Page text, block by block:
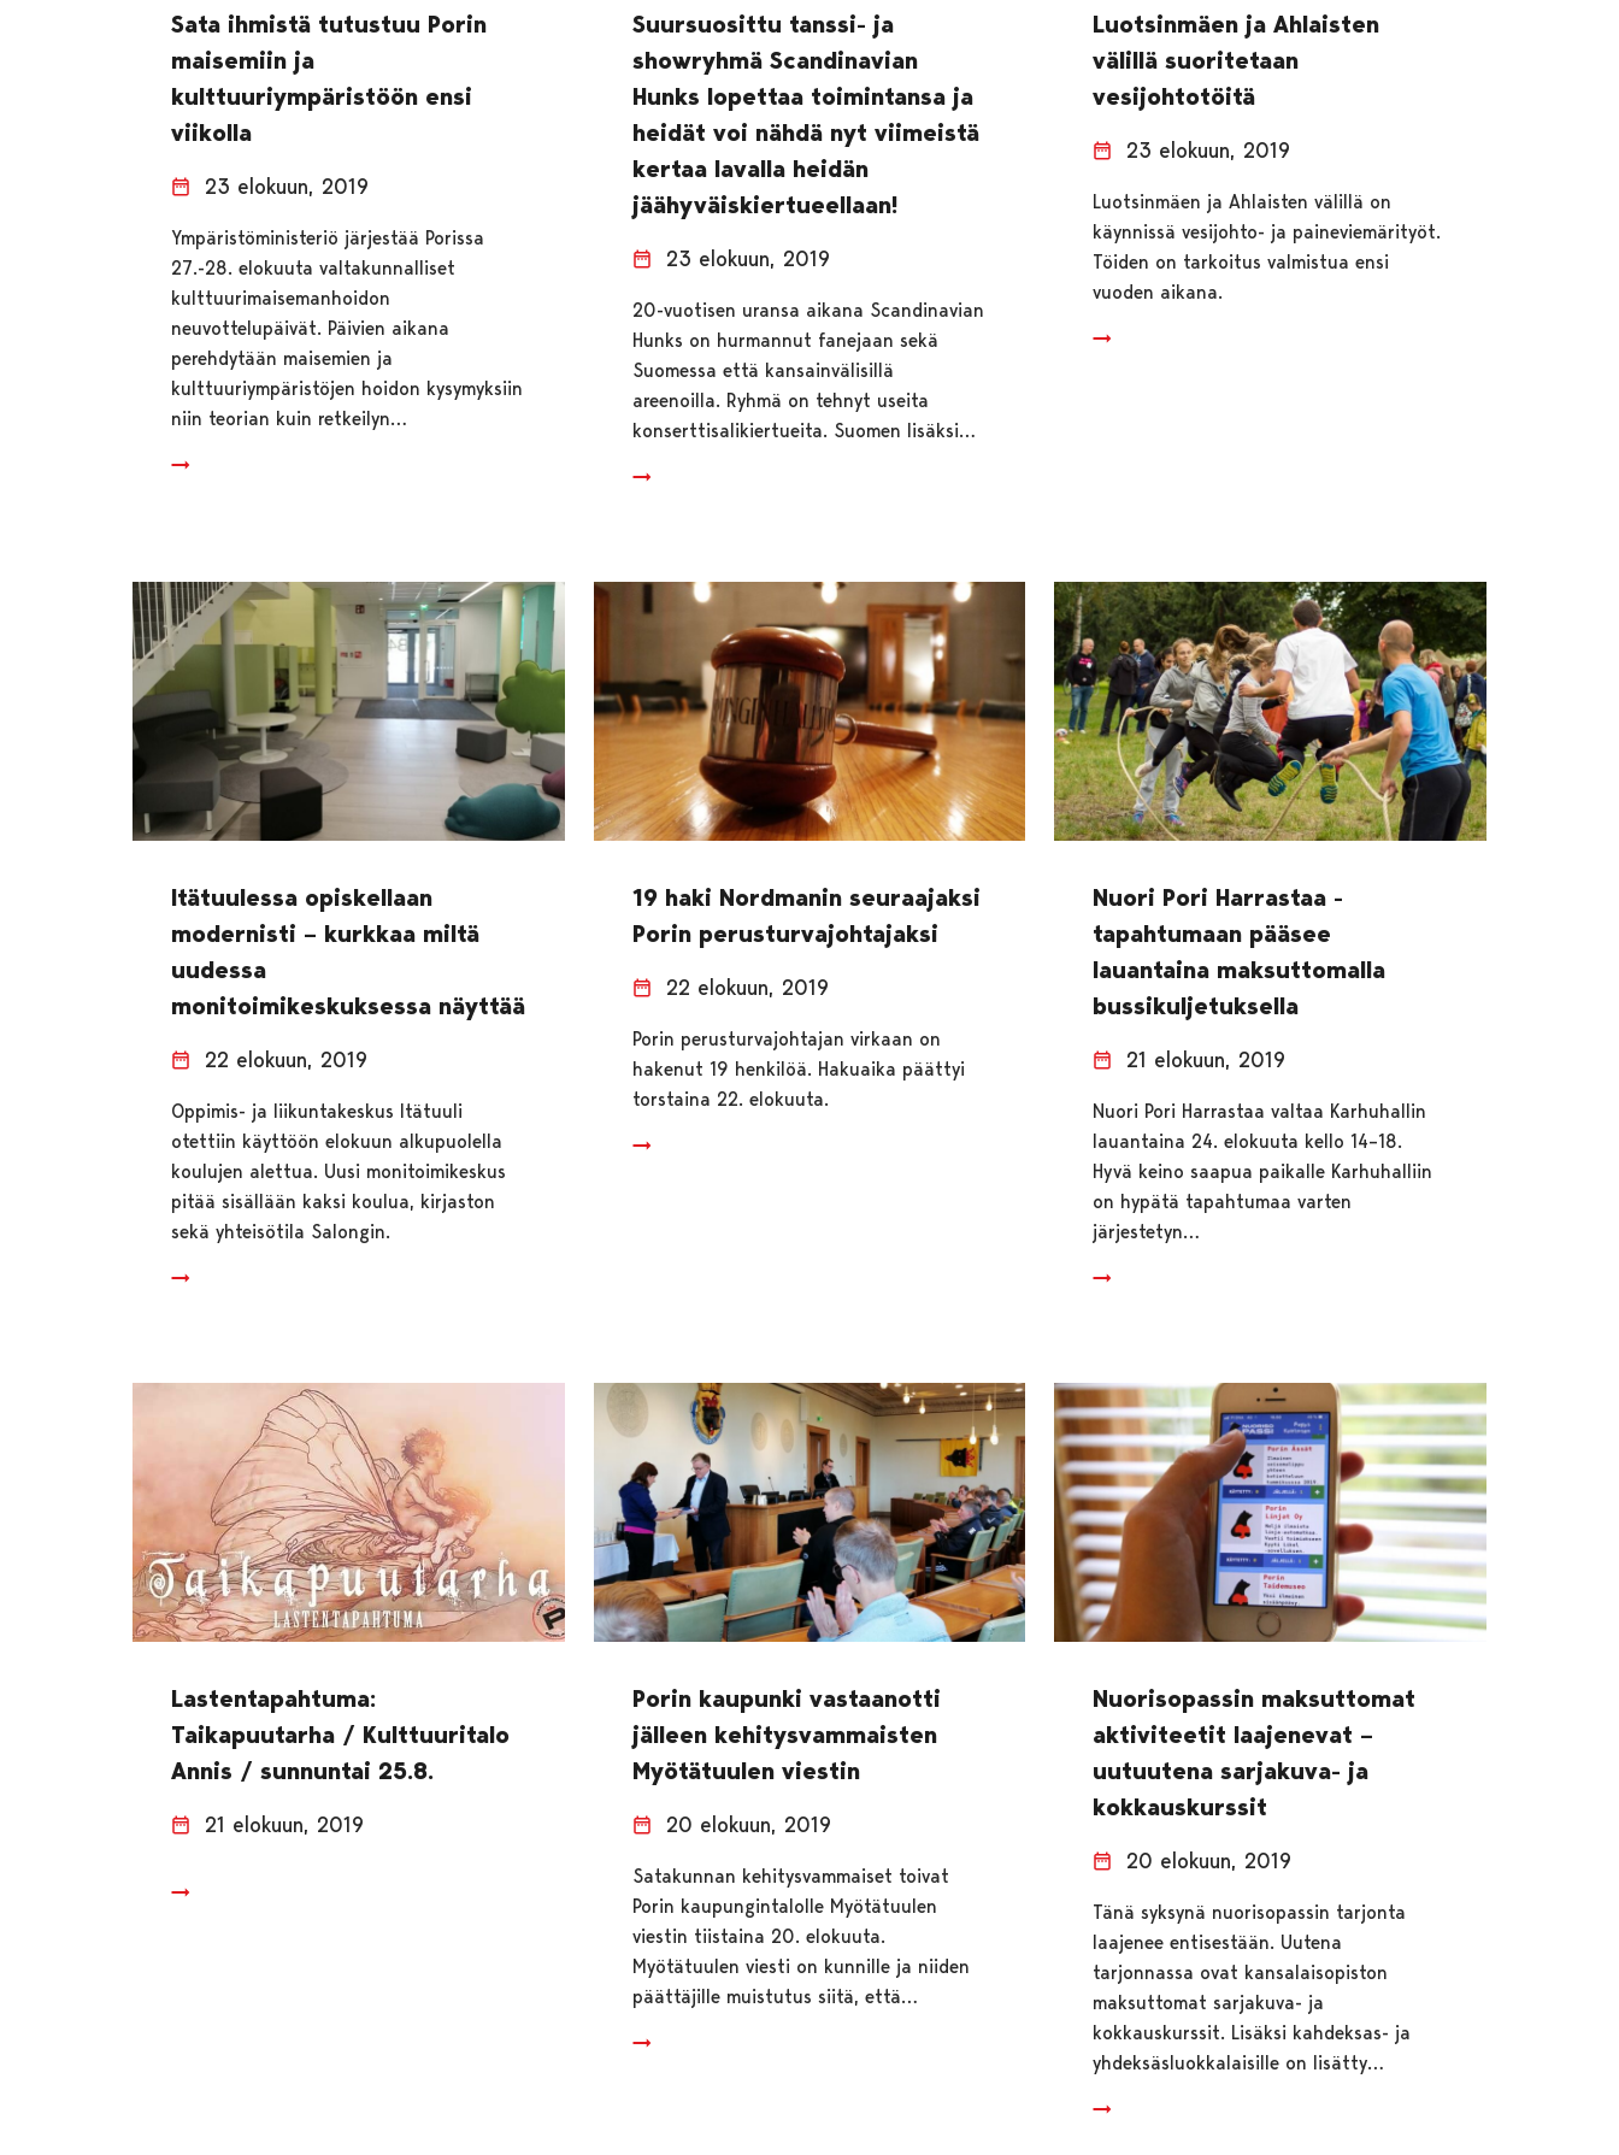
Sata ihmistä tutustuu Porin
maisemiin ja
kulttuuriympäristöön ensi
viikolla
23 elokuun, 2019
Ympäristöministeriö järjestää Porissa
27.-28. elokuuta valtakunnalliset
kulttuurimaisemanhoidon
neuvottelupäivät. Päivien aikana
perehdytään maisemien ja
kulttuuriympäristöjen hoidon kysymyksiin
niin teorian kuin retkeilyn…
Suursuosittu tanssi- ja
showryhmä Scandinavian
Hunks lopettaa toimintansa ja
heidät voi nähdä nyt viimeistä
kertaa lavalla heidän
jäähyväiskiertueellaan!
23 elokuun, 2019
20-vuotisen uransa aikana Scandinavian
Hunks on hurmannut fanejaan sekä
Suomessa että kansainvälisillä
areenoilla. Ryhmä on tehnyt useita
konserttisalikiertueita. Suomen lisäksi…
Luotsinmäen ja Ahlaisten
välillä suoritetaan
vesijohtotöitä
23 elokuun, 2019
Luotsinmäen ja Ahlaisten välillä on
käynnissä vesijohto- ja paineviemärityöt.
Töiden on tarkoitus valmistua ensi
vuoden aikana.
Itätuulessa opiskellaan
modernisti – kurkkaa miltä
uudessa
monitoimikeskuksessa näyttää
22 elokuun, 2019
Oppimis- ja liikuntakeskus Itätuuli
otettiin käyttöön elokuun alkupuolella
koulujen alettua. Uusi monitoimikeskus
pitää sisällään kaksi koulua, kirjaston
sekä yhteisötila Salongin.
19 haki Nordmanin seuraajaksi
Porin perusturvajohtajaksi
22 elokuun, 2019
Porin perusturvajohtajan virkaan on
hakenut 19 henkilöä. Hakuaika päättyi
torstaina 22. elokuuta.
Nuori Pori Harrastaa -
tapahtumaan pääsee
lauantaina maksuttomalla
bussikuljetuksella
21 elokuun, 2019
Nuori Pori Harrastaa valtaa Karhuhallin
lauantaina 24. elokuuta kello 14–18.
Hyvä keino saapua paikalle Karhuhalliin
on hypätä tapahtumaa varten
järjestetyn…
Lastentapahtuma:
Taikapuutarha / Kulttuuritalo
Annis / sunnuntai 25.8.
21 elokuun, 2019
Porin kaupunki vastaanotti
jälleen kehitysvammaisten
Myötätuulen viestin
20 elokuun, 2019
Satakunnan kehitysvammaiset toivat
Porin kaupungintalolle Myötätuulen
viestin tiistaina 20. elokuuta.
Myötätuulen viesti on kunnille ja niiden
päättäjille muistutus siitä, että…
Nuorisopassin maksuttomat
aktiviteetit laajenevat –
uutuutena sarjakuva- ja
kokkauskurssit
20 elokuun, 2019
Tänä syksynä nuorisopassin tarjonta
laajenee entisestään. Uutena
tarjonnassa ovat kansalaisopiston
maksuttomat sarjakuva- ja
kokkauskurssit. Lisäksi kahdeksas- ja
yhdeksäsluokkalaisille on lisätty…